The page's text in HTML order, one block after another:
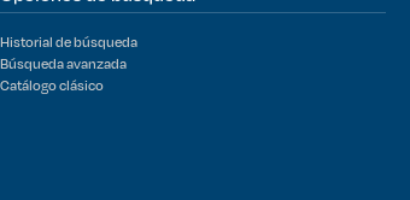
Historial de búsqueda
Búsqueda avanzada
Catálogo clásico